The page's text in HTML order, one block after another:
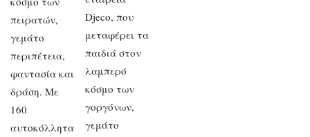
πειρατών,
γεμάτο
περιπέτεια,
φαντασία και
δράση. Με
160
αυτοκόλλητα
Djeco, που
μεταφέρει τα
παιδιά στον
λαμπερό
κόσμο των
γοργόνων,
γεμάτο